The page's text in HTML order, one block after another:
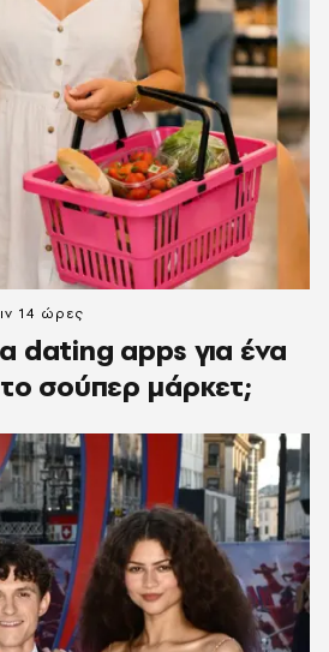
dating apps για ένα
σούπερ μάρκετ;
14 ώρες